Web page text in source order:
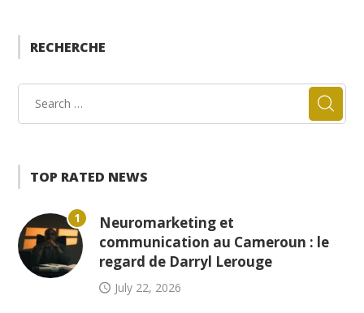
RECHERCHE
TOP RATED NEWS
1
Neuromarketing et
communication au Cameroun : le
regard de Darryl Lerouge
July 22, 2026